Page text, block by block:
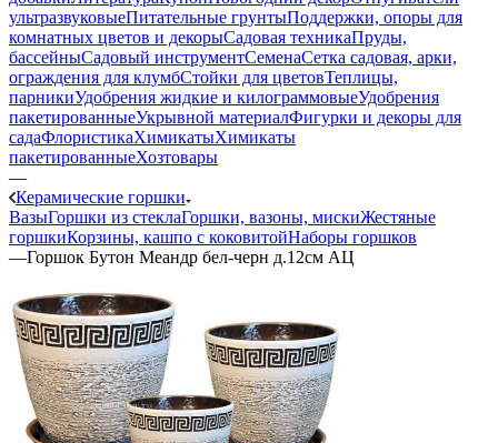
ультразвуковыеПитательные грунтыПоддержки, опоры для
комнатных цветов и декорыСадовая техникаПруды,
бассейныСадовый инструментСеменаСетка садовая, арки,
ограждения для клумбСтойки для цветовТеплицы,
парникиУдобрения жидкие и килограммовыеУдобрения
пакетированныеУкрывной материалФигурки и декоры для
садаФлористикаХимикатыХимикаты
пакетированныеХозтовары
—
Керамические горшки
ВазыГоршки из стеклаГоршки, вазоны, мискиЖестяные
горшкиКорзины, кашпо с коковитойНаборы горшков
—Горшок Бутон Меандр бел-черн д.12см АЦ